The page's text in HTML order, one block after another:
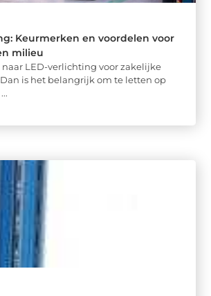
Keurmerken en voordelen voor
milieu
naar LED-verlichting voor zakelijke
is het belangrijk om te letten op